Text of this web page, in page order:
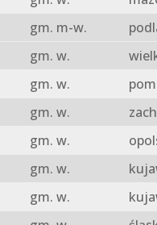
gm. m-w.
gm. w.
gm. w.
gm. w.
gm. w.
gm. w.
gm. w.